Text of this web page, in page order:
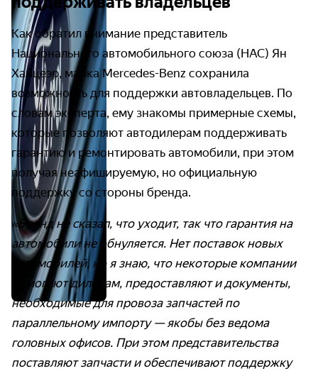
Как обратил внимание представитель
Национального автомобильного союза (НАС) Ян
Хайцеэр, марка Mercedes-Benz сохранила
возможность для поддержки автовладельцев. По
словам эксперта, ему знакомы примерные схемы,
которые позволяют автодилерам поддерживать
гарантию и ремонтировать автомобили, при этом
получая неафишируемую, но официальную
поддержку со стороны бренда.
«Бренд не сказал, что уходит, так что гарантия на
автомобили не обнуляется. Нет поставок новых
автомобилей, но я знаю, что некоторые компании
помогают дилерам, предоставляют и документы,
необходимые для провоза запчастей по
параллельному импорту — якобы без ведома
головных офисов. При этом представительства
поставляют запчасти и обеспечивают поддержку